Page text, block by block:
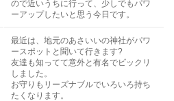
ので近いうちに行って、少しでもパワ
ーアップしたいと思う今日です。
最近は、地元のあさいいの神社がパワ
ースポットと聞いて行きます?
友達も知ってて意外と有名でビックリ
しました。
お守りもリーズナブルでいろいろ持ち
たくなります。